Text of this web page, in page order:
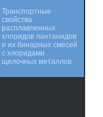
Транспортные
свойства
расплавленных
хлоридов лантанидов
и их бинарных смесей
с хлоридами
щелочных металлов